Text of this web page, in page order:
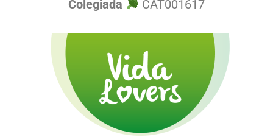
Colegiada CAT001617